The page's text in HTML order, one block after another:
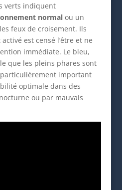
verts indiquent
normalou un
feux de croisement. Ils
est censé l’être et ne
immédiate. Le bleu,
que les pleins phares sont
important
optimale dans des
ou par mauvais